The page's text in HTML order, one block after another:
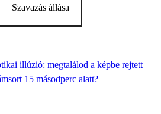
Szavazás állása
illúzió: megtalálod a képbe rejtett
15 másodperc alatt?